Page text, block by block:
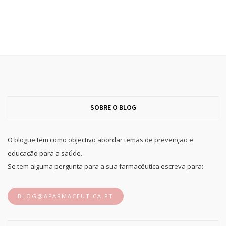
SOBRE O BLOG
O blogue tem como objectivo abordar temas de prevenção e
educação para a saúde.
Se tem alguma pergunta para a sua farmacêutica escreva para:
BLOG@AFARMACEUTICA.PT